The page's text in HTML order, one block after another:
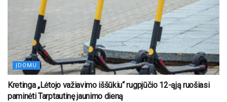
ĮDOMU
Kretinga „Lėtojo važiavimo iššūkiu“ rugpjūčio 12-ąją ruošiasi
paminėti Tarptautinę jaunimo dieną